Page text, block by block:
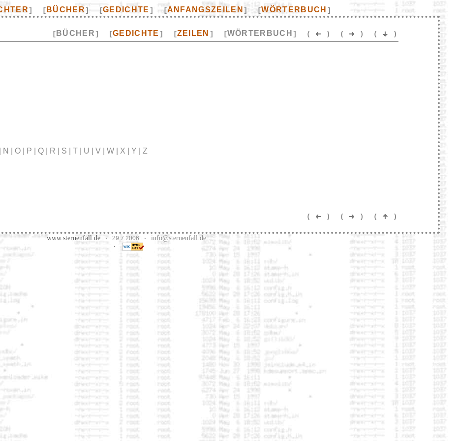
] [ BÜCHER] [GEDICHTE ] [ANFANGSZEILEN ] [WÖRTERBUCH ]
[ BÜCHER] [GEDICHTE ] [ZEILEN ] [WÖRTERBUCH ] ( ) ( ) ( )
N | O | P | Q | R | S | T | U | V | W | X | Y | Z
( ) ( ) ( )
www.sternenfall.de · 29.7.2006 · info@sternenfall.de
·